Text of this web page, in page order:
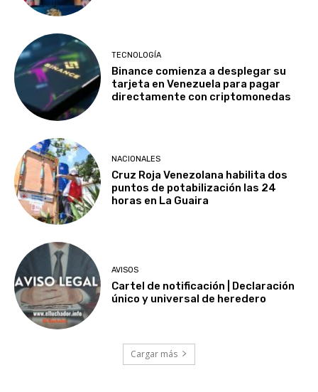
TECNOLOGÍA
Binance comienza a desplegar su
tarjeta en Venezuela para pagar
directamente con criptomonedas
NACIONALES
Cruz Roja Venezolana habilita dos
puntos de potabilización las 24
horas en La Guaira
AVISOS
Cartel de notificación | Declaración
único y universal de heredero
Cargar más